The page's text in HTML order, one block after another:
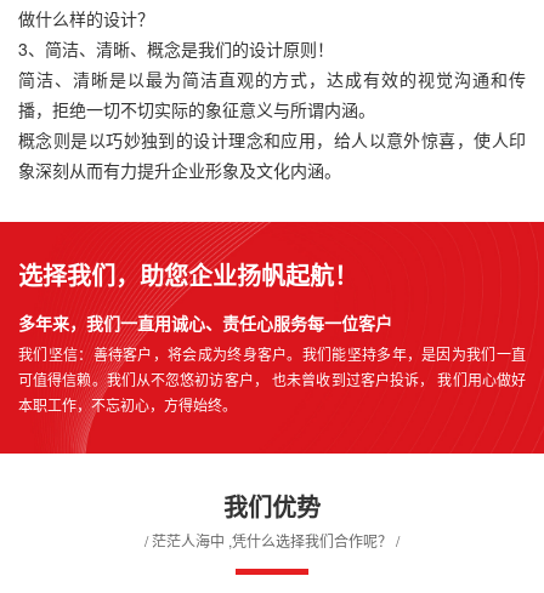
做什么样的设计？
3、简洁、清晰、概念是我们的设计原则！
简洁、清晰是以最为简洁直观的方式，达成有效的视觉沟通和传
播，拒绝一切不切实际的象征意义与所谓内涵。
概念则是以巧妙独到的设计理念和应用，给人以意外惊喜，使人印
象深刻从而有力提升企业形象及文化内涵。
选择我们，助您企业扬帆起航！
多年来，我们一直用诚心、责任心服务每一位客户
我们坚信：善待客户，将会成为终身客户。我们能坚持多年，是因为我们一直
可值得信赖。我们从不忽悠初访客户， 也未曾收到过客户投诉， 我们用心做好
本职工作，不忘初心，方得始终。
我们优势
/ 茫茫人海中 ,凭什么选择我们合作呢？ /